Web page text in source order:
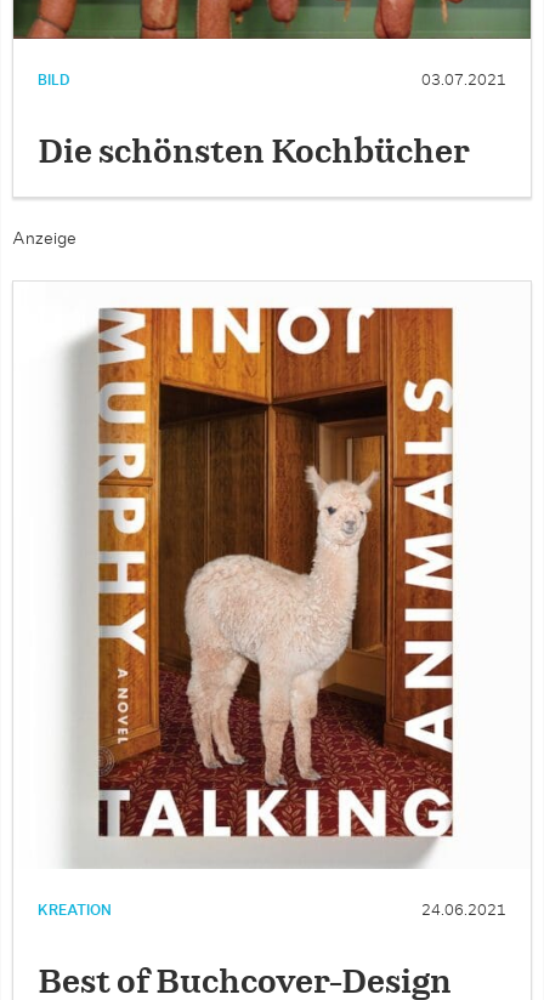
BILD 03.07.2021
Die schönsten Kochbücher
Anzeige
KREATION 24.06.2021
Best of Buchcover-Design